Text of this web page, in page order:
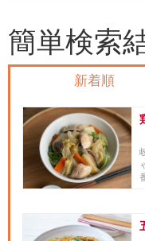
簡単検索
新着順